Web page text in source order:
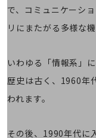
人材不足解消
自治体
観光
で、コミュニケーシ
リにまたがる多様な
いわゆる「情報系」
歴史は古く、1960年
われます。
その後、1990年代に